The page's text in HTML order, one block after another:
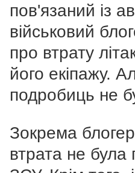
пов'язаний із
військовий
про втрату
його екіпажу.
подробиць не
Зокрема
втрата не